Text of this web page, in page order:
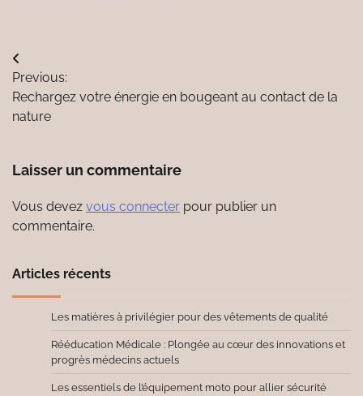
Navigation
de
l’article
Previous:
Rechargez votre énergie en bougeant au contact de la
nature
Laisser un commentaire
Vous devez vous connecter pour publier un
commentaire.
Articles récents
Les matières à privilégier pour des vêtements de qualité
Rééducation Médicale : Plongée au cœur des innovations et
progrès médecins actuels
Les essentiels de l’équipement moto pour allier sécurité